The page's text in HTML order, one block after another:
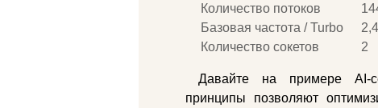
Количество потоков
Базовая частота / Turbo
Количество сокетов
2
Давайте на примере AI-
принципы позволяют